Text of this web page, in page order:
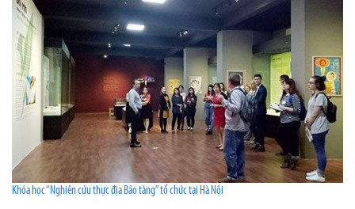
Khóa học “Nghiên cứu thực địa Bảo tàng” tổ chức tại Hà Nội